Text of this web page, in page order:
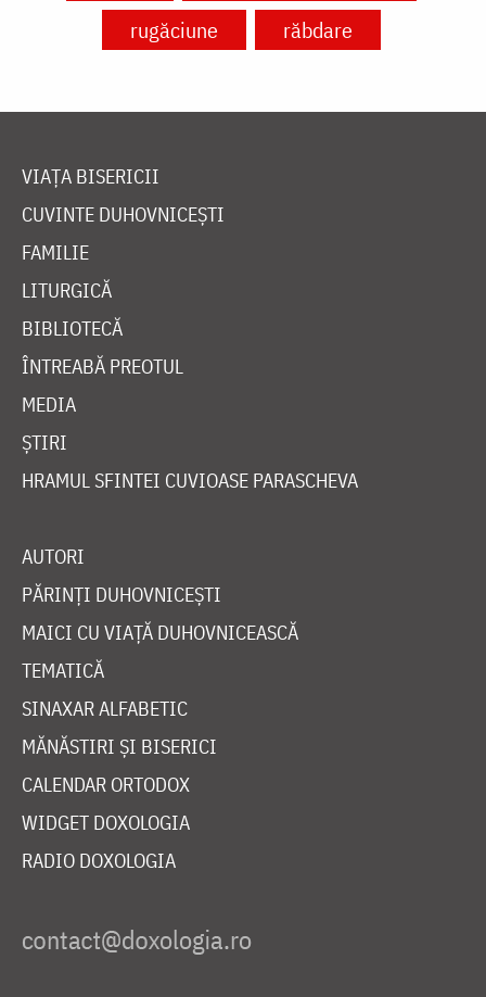
rugăciune
răbdare
VIAȚA BISERICII
CUVINTE DUHOVNICEȘTI
FAMILIE
LITURGICĂ
BIBLIOTECĂ
ÎNTREABĂ PREOTUL
MEDIA
ȘTIRI
HRAMUL SFINTEI CUVIOASE PARASCHEVA
AUTORI
PĂRINȚI DUHOVNICEȘTI
MAICI CU VIAȚĂ DUHOVNICEASCĂ
TEMATICĂ
SINAXAR ALFABETIC
MĂNĂSTIRI ȘI BISERICI
CALENDAR ORTODOX
WIDGET DOXOLOGIA
RADIO DOXOLOGIA